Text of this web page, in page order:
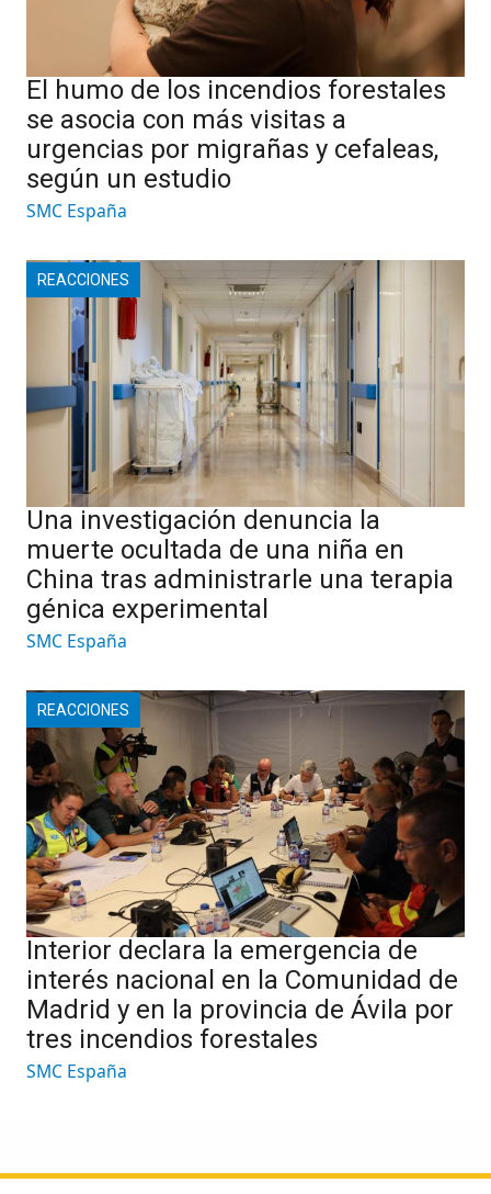
El humo de los incendios forestales
se asocia con más visitas a
urgencias por migrañas y cefaleas,
según un estudio
SMC España
REACCIONES
Una investigación denuncia la
muerte ocultada de una niña en
China tras administrarle una terapia
génica experimental
SMC España
REACCIONES
Interior declara la emergencia de
interés nacional en la Comunidad de
Madrid y en la provincia de Ávila por
tres incendios forestales
SMC España